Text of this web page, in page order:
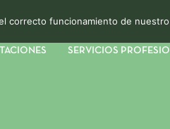
SERVICIOS
correcto funcionamiento de